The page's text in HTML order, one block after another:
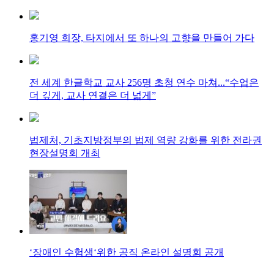
홍기영 회장, 타지에서 또 하나의 고향을 만들어 가다
전 세계 한글학교 교사 256명 초청 연수 마쳐...“수업은
더 깊게, 교사 연결은 더 넓게”
법제처, 기초지방정부의 법제 역량 강화를 위한 전라권
현장설명회 개최
‘장애인 수험생‘위한 공직 온라인 설명회 공개